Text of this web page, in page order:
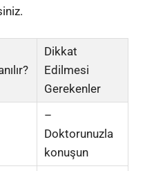
Dikkat
Edilmesi
Gerekenler
–
Doktorunuzla
konuşun